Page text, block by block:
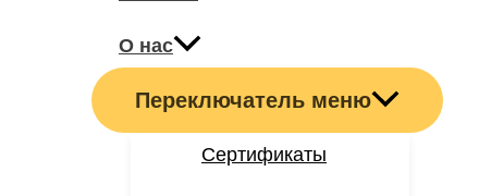
О нас
Переключатель меню
Сертификаты